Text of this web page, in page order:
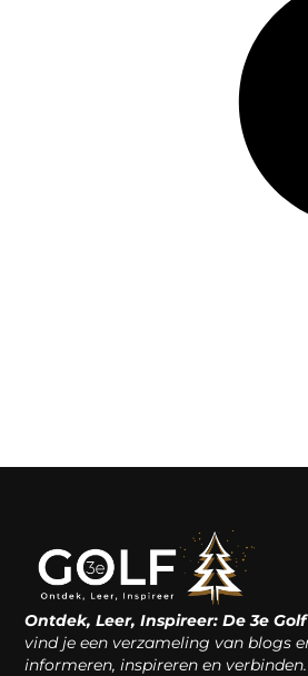
Ontdek, Leer, Inspireer: De 3e
vind je een verzameling van blogs
informeren, inspireren en